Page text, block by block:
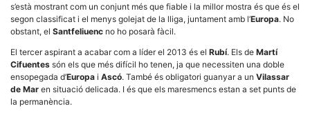
s’està mostrant com un conjunt més que fiable i la millor mostra és que és el
segon classificat i el menys golejat de la lliga, juntament amb l’Europa. No
obstant, el Santfeliuenc no ho posarà fàcil.
El tercer aspirant a acabar com a líder el 2013 és el Rubí. Els de Martí
Cifuentes són els que més difícil ho tenen, ja que necessiten una doble
ensopegada d’Europa i Ascó. També és obligatori guanyar a un Vilassar
de Mar en situació delicada. I és que els maresmencs estan a set punts de
la permanència.
web.
Estadístiques
Recopilem
dades
estadístiques
de manera